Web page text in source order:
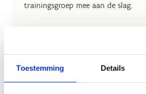
Toestemming Details
trainingsgroep mee aan de slag.
Ga aan de slag met storytelling
Ontdek de tienertalk-methodieken